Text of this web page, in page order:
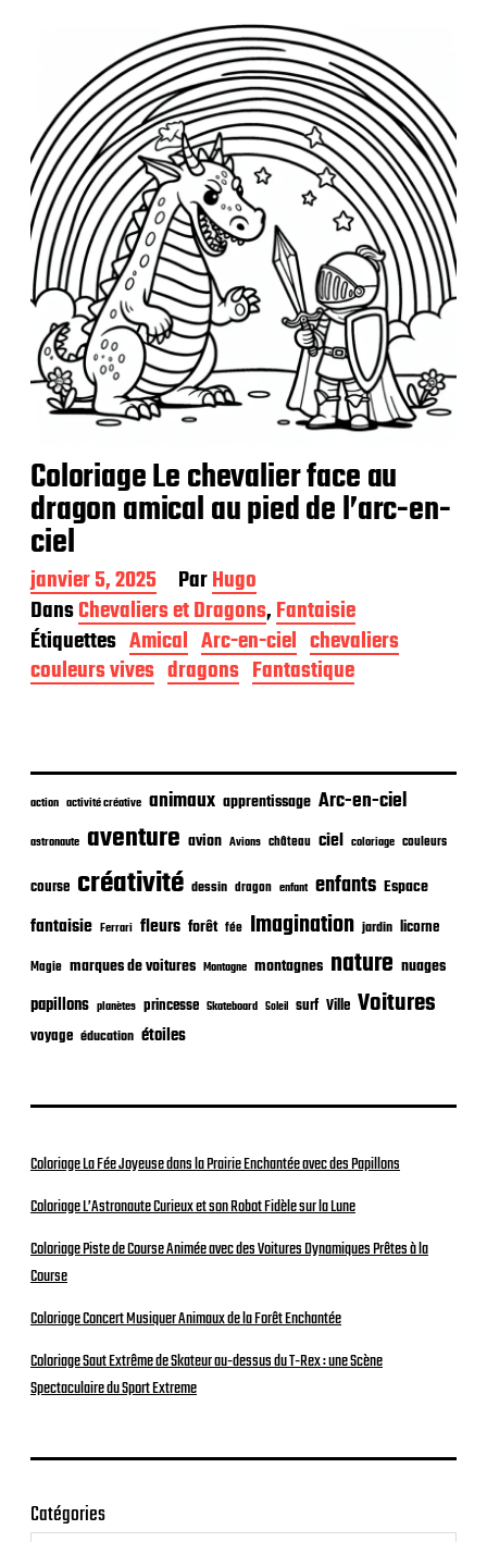
a
t
i
o
n
Coloriage Le chevalier face au
dragon amical au pied de l’arc-en-
ciel
D
a
t
e
d
e
l
i
a
i
n
janvier 5, 2025 ParHugo
DansChevaliers et Dragons,Fantaisie
Étiquettes Amical Arc-en-ciel chevaliers
couleurs vives dragons Fantastique
action activité créative animaux apprentissage Arc-en-ciel
astronaute aventure avion Avions château ciel coloriage couleurs
course créativité dessin dragon enfant enfants Espace
fantaisie Ferrari fleurs forêt fée Imagination jardin licorne
Magie marques de voitures Montagne montagnes nature nuages
papillons planètes princesse Skateboard Soleil surf Ville Voitures
voyage éducation étoiles
Coloriage La Fée Joyeuse dans la Prairie Enchantée avec des Papillons
Coloriage L’Astronaute Curieux et son Robot Fidèle sur la Lune
Coloriage Piste de Course Animée avec des Voitures Dynamiques Prêtes à la
Course
Coloriage Concert Musiquer Animaux de la Forêt Enchantée
Coloriage Saut Extrême de Skateur au-dessus du T-Rex : une Scène
Spectaculaire du Sport Extreme
Catégories